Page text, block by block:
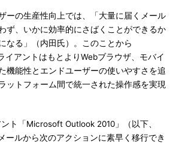
ーの生産性向上では、「大量に届くメール
ず、いかに効率的にさばくことができるか
なる」（内田氏）。このことから
イアントはもとよりWebブラウザ、モバイ
機能性とエンドユーザーの使いやすさを追
ットフォーム間で統一された操作感を実現
ト「Microsoft Outlook 2010」（以下、
ールから次のアクションに素早く移行でき